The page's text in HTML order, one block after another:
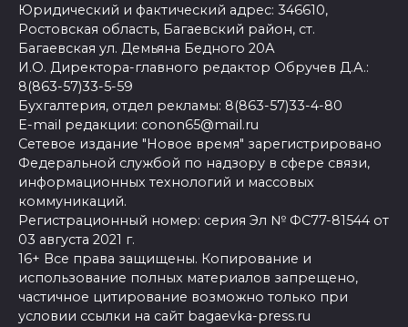
Юридический и фактический адрес: 346610,
Ростовская область, Багаевский район, ст.
Багаевская ул. Демьяна Бедного 20А
И.О. Директора-главного редактор Обручев Д.А.:
8(863-57)33-5-59
Бухгалтерия, отдел рекламы: 8(863-57)33-4-80
E-mail редакции: conon65@mail.ru
Сетевое издание "Новое время" зарегистрировано
Федеральной службой по надзору в сфере связи,
информационных технологий и массовых
коммуникаций.
Регистрационный номер: серия Эл № ФС77-81544 от
03 августа 2021 г.
16+ Все права защищены. Копирование и
использование полных материалов запрещено,
частичное цитирование возможно только при
условии ссылки на сайт bagaevka-press.ru